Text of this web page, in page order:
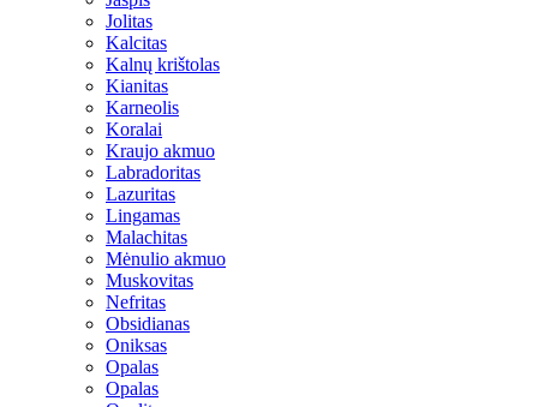
Jolitas
Kalcitas
Kalnų krištolas
Kianitas
Karneolis
Koralai
Kraujo akmuo
Labradoritas
Lazuritas
Lingamas
Malachitas
Mėnulio akmuo
Muskovitas
Nefritas
Obsidianas
Oniksas
Opalas
Opalas